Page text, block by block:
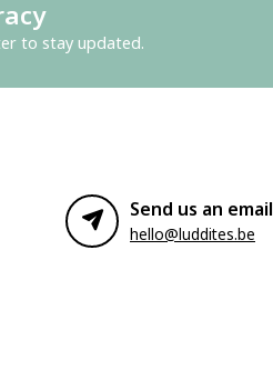
to stay updated.
Send us an email
hello@luddites.be